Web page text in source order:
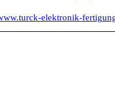
elektronik-